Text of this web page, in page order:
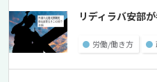
リディラバ安部
● 労働/働き方 ●